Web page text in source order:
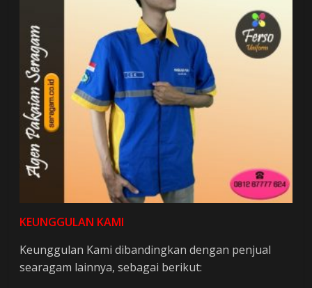
KEUNGGULAN KAMI
Keunggulan Kami dibandingkan dengan penjual
searagam lainnya, sebagai berikut: